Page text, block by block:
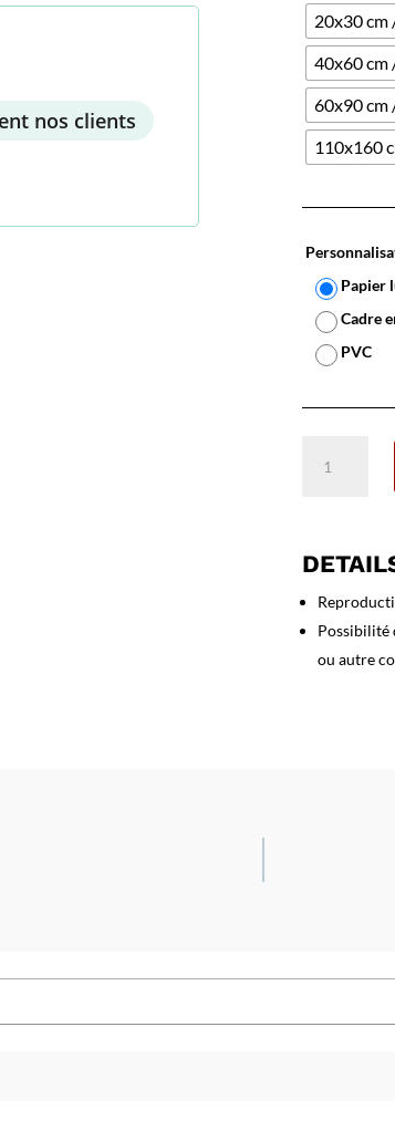
nos clients
20x30 cm
40x60 cm
60x90 cm
110x160
Papier
Cadre
PVC
Suisse
Possibilité
ou autre